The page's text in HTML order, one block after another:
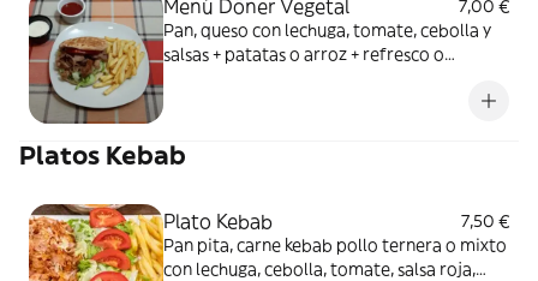
Menú Döner Vegetal
7,00 €
Pan, queso con lechuga, tomate, cebolla y
salsas + patatas o arroz + refresco o
Platos Kebab
Plato Kebab
7,50 €
Pan pita, carne kebab pollo ternera o mixto
con lechuga, cebolla, tomate, salsa roja,